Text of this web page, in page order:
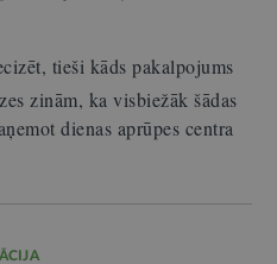
tieši kāds pakalpojums
zinām, ka visbiežāk šādas
dienas aprūpes centra